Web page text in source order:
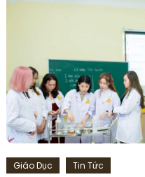
Giáo Dục Tin Tức